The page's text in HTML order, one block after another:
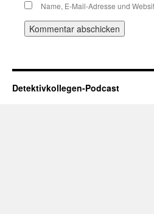
Name, E-Mail-Adresse und
Detektivkollegen-Podcast